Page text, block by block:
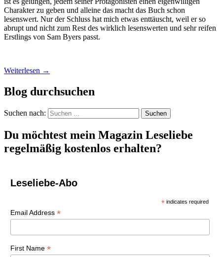
Charakter zu geben und alleine das macht das Buch schon
lesenswert. Nur der Schluss hat mich etwas enttäuscht, weil er so
abrupt und nicht zum Rest des wirklich lesenswerten und sehr reifen
Erstlings von Sam Byers passt.
Weiterlesen →
Blog durchsuchen
Suchen nach:
Du möchtest mein Magazin Leseliebe
regelmäßig kostenlos erhalten?
Leseliebe-Abo
* indicates required
Email Address *
First Name *